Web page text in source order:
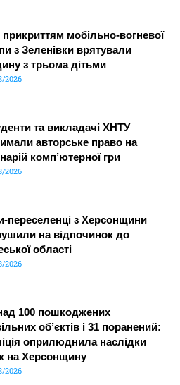
прикриттям мобільно-вогневої
з Зеленівки врятували
з трьома дітьми
2026
та викладачі ХНТУ
авторське право на
комп’ютерної гри
2026
переселенці з Херсонщини
на відпочинок до
області
2026
100 пошкоджених
об’єктів і 31 поранений:
оприлюднила наслідки
на Херсонщину
2026